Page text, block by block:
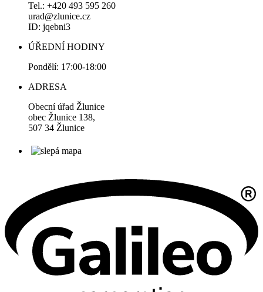
Tel.: +420 493 595 260
urad@zlunice.cz
ID: jqebni3
ÚŘEDNÍ HODINY
Pondělí: 17:00-18:00
ADRESA
Obecní úřad Žlunice
obec Žlunice 138,
507 34 Žlunice